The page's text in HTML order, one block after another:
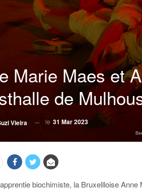
Marie Maes et
de
Vieira le 31 Mar 2023
biochimiste, la Bruxellloise